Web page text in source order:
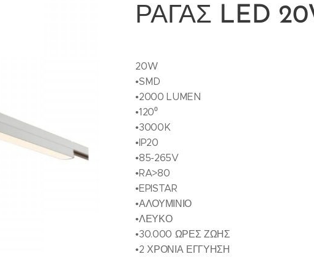
ΡΑΓΑΣ LED
20W
•SMD
•2000 LUMEN
•120⁰
•3000K
•IP20
•85-265V
•RA>80
•EPISTAR
•ΑΛΟΥΜΙΝΙΟ
•ΛΕΥΚΟ
•30.000 ΩΡΕΣ ΖΩΗΣ
•2 ΧΡΟΝΙΑ ΕΓΓΥΗΣΗ